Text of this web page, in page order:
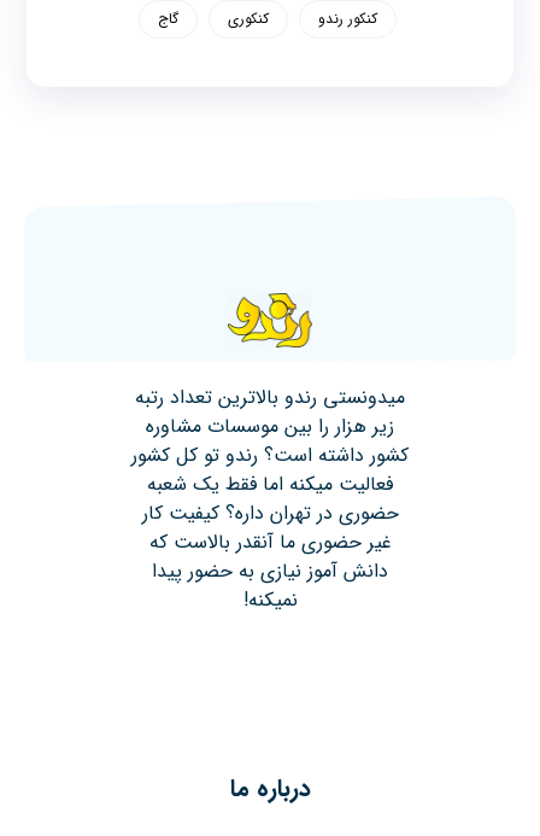
کنکور رندو کنکوری گاج
میدونستی رندو بالاترین تعداد رتبه
زیر هزار را بین موسسات مشاوره
کشور داشته است؟ رندو تو کل کشور
فعالیت میکنه اما فقط یک شعبه
حضوری در تهران داره؟ کیفیت کار
غیر حضوری ما آنقدر بالاست که
دانش آموز نیازی به حضور پیدا
نمیکنه!
درباره ما